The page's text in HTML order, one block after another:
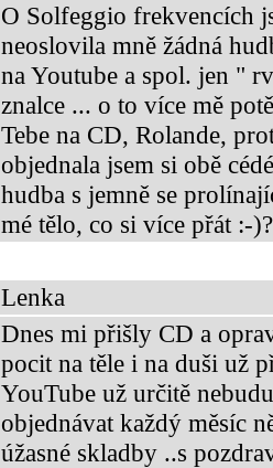
O Solfeggio frekvencích
neoslovila mně žádná
na Youtube a spol. jen "
znalce ... o to více mě
Tebe na CD, Rolande,
objednala jsem si obě
hudba s jemně se
mé tělo, co si více přát :-
Lenka
Dnes mi přišly CD a
pocit na těle i na duši už
YouTube už určitě
objednávat každý měsíc
úžasné skladby ..s